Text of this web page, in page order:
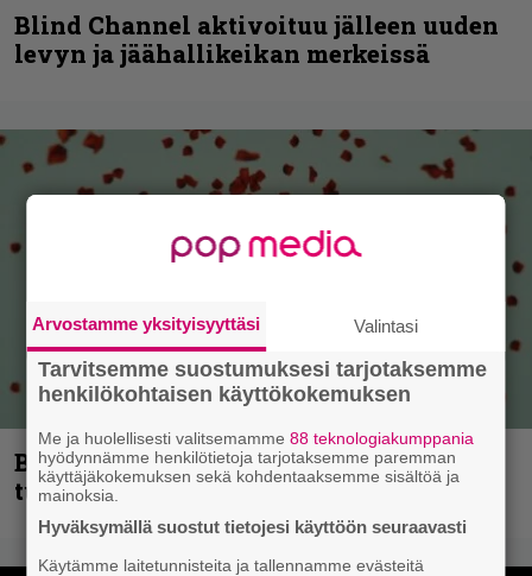
Blind Channel aktivoituu jälleen uuden
levyn ja jäähallikeikan merkeissä
Blind Channel palaa rytinällä –
tuplasingle videoineen julki
Arvostamme yksityisyyttäsi Valintasi
Tarvitsemme suostumuksesi tarjotaksemme
henkilökohtaisen käyttökokemuksen
Me ja huolellisesti valitsemamme88 teknologiakumppania
hyödynnämme henkilötietoja tarjotaksemme paremman
käyttäjäkokemuksen sekä kohdentaaksemme sisältöä ja
mainoksia.
Hyväksymällä suostut tietojesi käyttöön seuraavasti
Käytämme laitetunnisteita ja tallennamme evästeitä